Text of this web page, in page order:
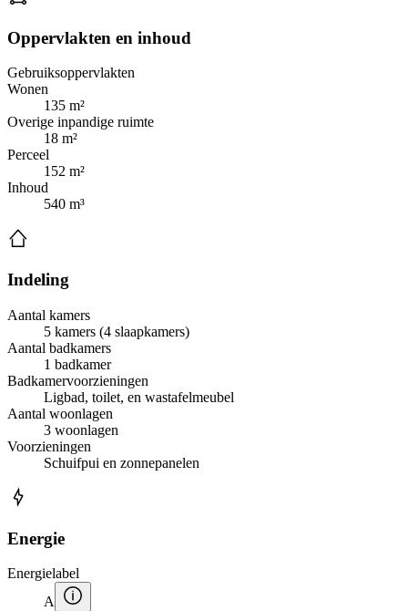
Oppervlakten en inhoud
Gebruiksoppervlakten
Wonen
135 m²
Overige inpandige ruimte
18 m²
Perceel
152 m²
Inhoud
540 m³
Indeling
Aantal kamers
5 kamers (4 slaapkamers)
Aantal badkamers
1 badkamer
Badkamervoorzieningen
Ligbad, toilet, en wastafelmeubel
Aantal woonlagen
3 woonlagen
Voorzieningen
Schuifpui en zonnepanelen
Energie
Energielabel
A